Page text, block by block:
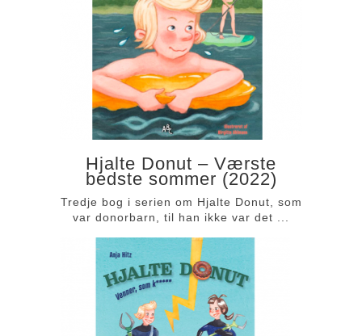
Hjalte Donut – Værste
bedste sommer (2022)
Tredje bog i serien om Hjalte Donut, som
var donorbarn, til han ikke var det ...